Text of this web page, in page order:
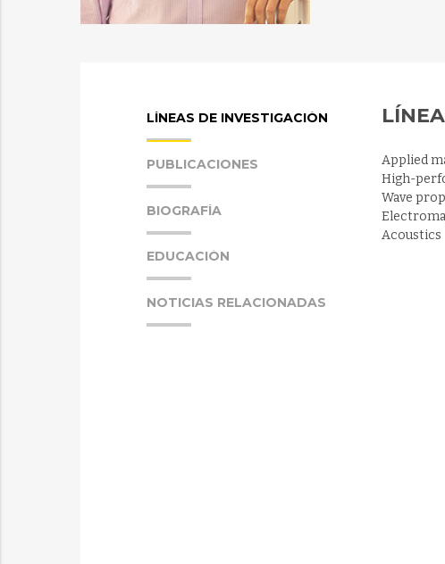
LÍNEAS DE INVESTIGACIÓN
PUBLICACIONES
BIOGRAFÍA
EDUCACIÓN
NOTICIAS RELACIONADAS
Applied
High-
Wave
Acoustics